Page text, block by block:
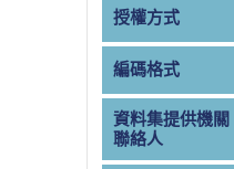
授權方式
編碼格式
資料集提供機關
聯絡人